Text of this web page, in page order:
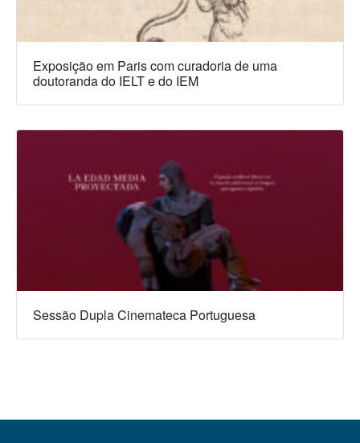
Exposição em Paris com curadoria de uma
doutoranda do IELT e do IEM
Sessão Dupla Cinemateca Portuguesa